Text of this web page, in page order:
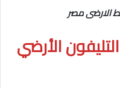
الارضى مصر
الأرضي